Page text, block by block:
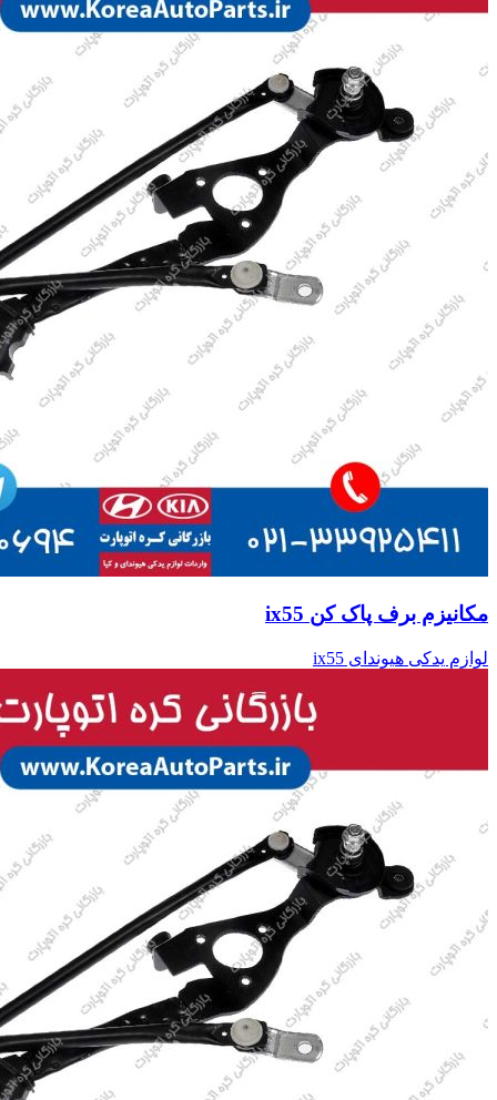
مکانیزم برف پاک کن ix55
لوازم یدکی هیوندای ix55